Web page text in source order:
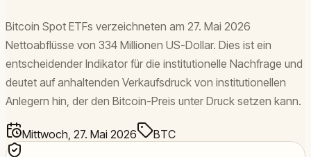
Bitcoin Spot ETFs verzeichneten am 27. Mai 2026
Nettoabflüsse von 334 Millionen US-Dollar. Dies ist ein
entscheidender Indikator für die institutionelle Nachfrage und
deutet auf anhaltenden Verkaufsdruck von institutionellen
Anlegern hin, der den Bitcoin-Preis unter Druck setzen kann.
Mittwoch, 27. Mai 2026 BTC